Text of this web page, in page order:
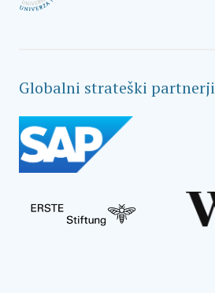
Globalni strateški partnerji